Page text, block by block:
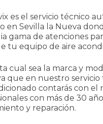
es el servicio técnico
en Sevilla la Nueva
gama de atenciones
tu equipo de aire
cual sea la marca y
que en nuestro servicio
contarás con el
con más de 30
y reparación.